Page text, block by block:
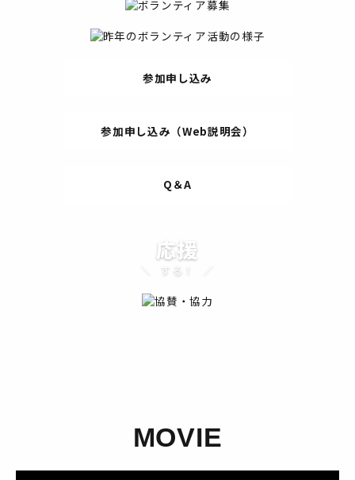
参加申し込み
参加申し込み（Web説明会）
Q＆A
応援
する！
MOVIE